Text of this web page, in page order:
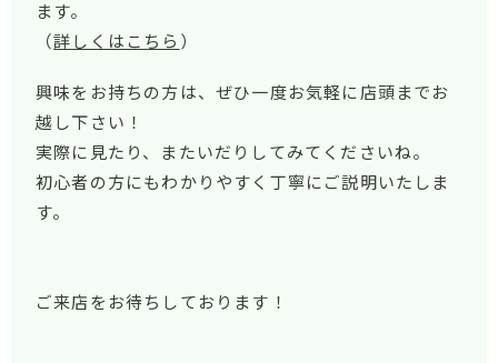
ます。
（詳しくはこちら ）
興味をお持ちの方は、ぜひ一度お気軽に店頭までお
越し下さい！
実際に見たり、またいだりしてみてくださいね。
初心者の方にもわかりやすく丁寧にご説明いたしま
す。
ご来店をお待ちしております！